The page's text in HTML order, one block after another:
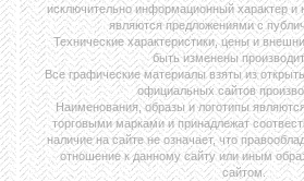
исключительно информационный характер и
являются предложениями с
Технические характеристики, цены и
быть изменены
Все графические материалы взяты из
официальных сайтов
Наименования, образы и логотипы
торговыми марками и принадлежат
наличие на сайте не означает, что
отношение к данному сайту или иным
сайтом.